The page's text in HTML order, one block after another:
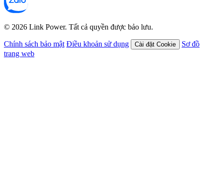
© 2026 Link Power. Tất cả quyền được bảo lưu.
Chính sách bảo mật Điều khoản sử dụng Cài đặt Cookie
Sơ đồ
trang web